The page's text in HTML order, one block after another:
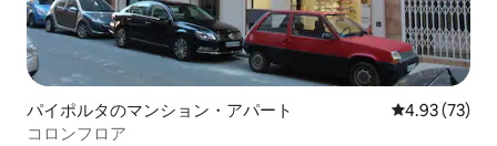
パイポルタのマンション・アパート レビュー73
4.93 (73)
コロンフロア